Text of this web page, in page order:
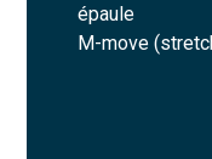
épaule
M-move